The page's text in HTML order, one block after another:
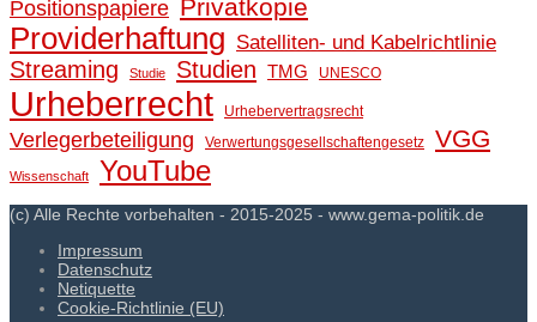
Positionspapiere Privatkopie
Providerhaftung Satelliten- und Kabelrichtlinie
Streaming Studie Studien TMG UNESCO
Urheberrecht Urhebervertragsrecht
Verlegerbeteiligung Verwertungsgesellschaftengesetz VGG
Wissenschaft YouTube
(c) Alle Rechte vorbehalten - 2015-2025 - www.gema-politik.de
Impressum
Datenschutz
Netiquette
Cookie-Richtlinie (EU)